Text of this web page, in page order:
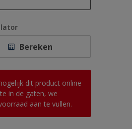
Bereken
dit product online
in de gaten, we
aan te vullen.